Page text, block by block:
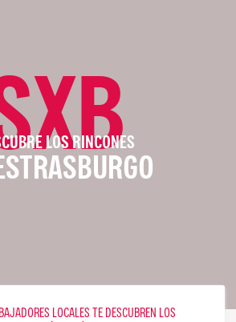
LOS RINCONES
LOCALES TE DESCUBREN LOS